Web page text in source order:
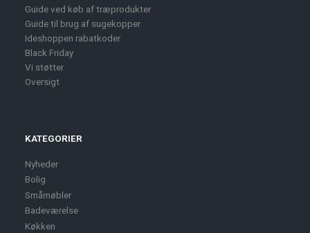
Guide ved køb af træprodukter
Guide til brug af sugekopper
Ideshoppen rabatkoder
Black Friday
Vi støtter
Oversigt
KATEGORIER
Nyheder
Bolig
Småmøbler
Badeværelse
Køkken